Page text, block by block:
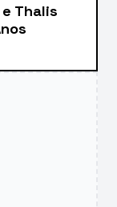
Thalis